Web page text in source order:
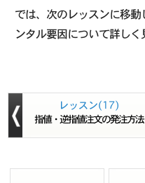
では、次のレッスンに移
ンタル要因について詳しく
レッスン(17)
指値・逆指値注文の発注方法